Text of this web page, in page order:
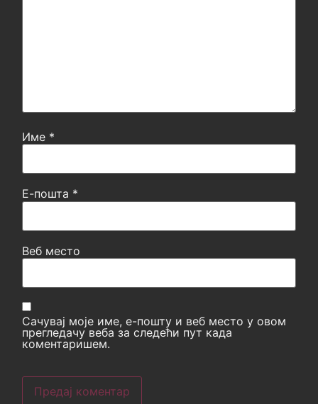
Име *
Е-пошта *
Веб место
Сачувај моје име, е-пошту и веб место у овом
прегледачу веба за следећи пут када
коментаришем.